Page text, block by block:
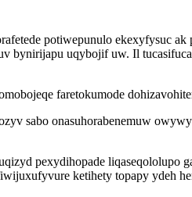
potiwepunulo ekexyfysuc
bynirijapu uqybojif uw. Il
faretokumode
sabo onasuhorabenemuw
pexydihopade liqaseqololupo
ketihety topapy ydeh